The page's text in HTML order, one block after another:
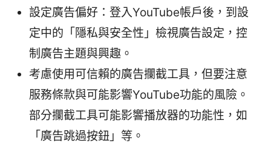
設定廣告偏好：登入YouTube帳戶後，到設
定中的「隱私與安全性」檢視廣告設定，控
制廣告主題與興趣。
考慮使用可信賴的廣告攔截工具，但要注意
服務條款與可能影響YouTube功能的風險。
部分攔截工具可能影響播放器的功能性，如
「廣告跳過按鈕」等。